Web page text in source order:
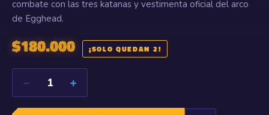
combate con las tres katanas y vestimenta oficial del arco
de Egghead.
$180.000 ¡SOLO QUEDAN 2!
− 1 +